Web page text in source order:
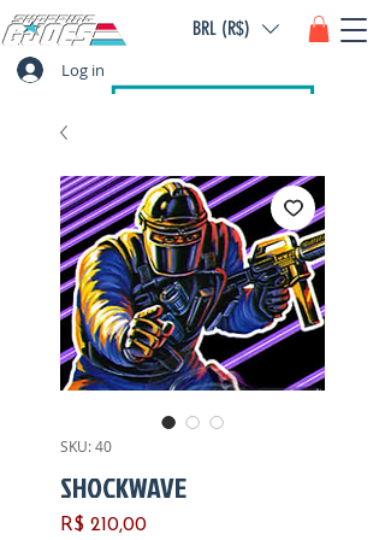
Log in
BRL (R$)
SKU: 40
SHOCKWAVE
R$ 210,00Preço